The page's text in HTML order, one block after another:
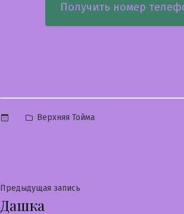
Получить номер
Опубликовано
Верхняя Тойма
Навигация
Предыдущая запись
Дашка